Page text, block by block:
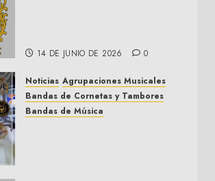
14 DE JUNIO DE 2026 0
Noticias Agrupaciones Musicales
Bandas de Cornetas y Tambores
Bandas de Música